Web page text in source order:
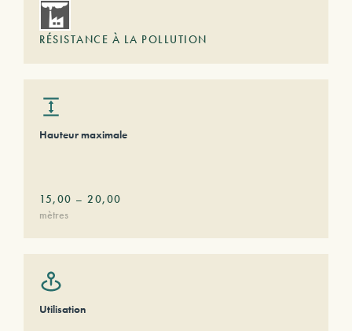
RÉSISTANCE À LA POLLUTION
Hauteur maximale
15,00 – 20,00
mètres
Utilisation